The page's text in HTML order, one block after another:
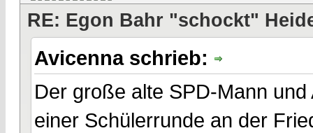
RE: Egon Bahr "schockt"
Avicenna schrieb:
Der große alte SPD-Mann
einer Schülerrunde an der